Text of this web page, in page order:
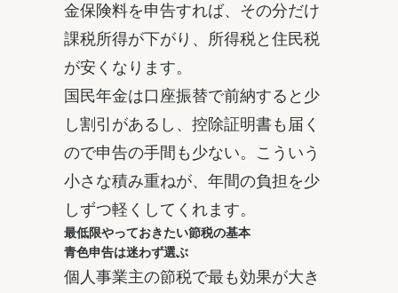
金保険料を申告すれば、その分だけ
課税所得が下がり、所得税と住民税
が安くなります。
国民年金は口座振替で前納すると少
し割引があるし、控除証明書も届く
ので申告の手間も少ない。こういう
小さな積み重ねが、年間の負担を少
しずつ軽くしてくれます。
最低限やっておきたい節税の基本
青色申告は迷わず選ぶ
個人事業主の節税で最も効果が大き